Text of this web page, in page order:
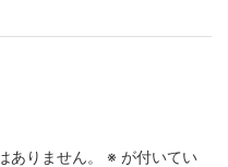
ありません。 ※ が付いてい